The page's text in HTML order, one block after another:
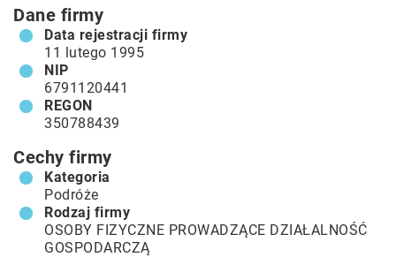
Dane firmy
Data rejestracji firmy
11 lutego 1995
NIP
6791120441
REGON
350788439
Cechy firmy
Kategoria
Podróże
Rodzaj firmy
OSOBY FIZYCZNE PROWADZĄCE DZIAŁALNOŚĆ
GOSPODARCZĄ